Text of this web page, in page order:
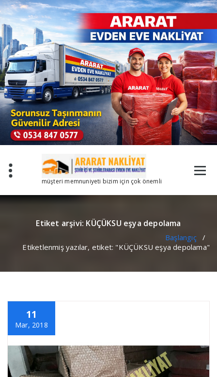
İçeriğe
geç
müşteri memnuniyeti bizim için çok önemli
Etiket arşivi: KÜÇÜKSU eşya depolama
Başlangıç/
Etiketlenmiş yazılar, etiket: "KÜÇÜKSU eşya depolama"
11
Mar, 2018